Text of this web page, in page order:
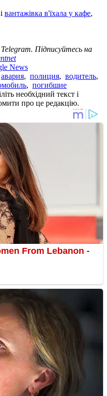
вантажівка в'їхала у кафе,
Підписуйтесь на
News
авария, полиция, водитель,
, погибшие
необхідний текст і
про це редакцію.